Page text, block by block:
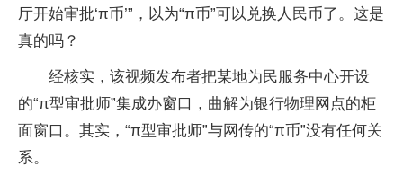
厅开始审批‘π币’”，以为“π币”可以兑换人民币了。这是
真的吗？
经核实，该视频发布者把某地为民服务中心开设
的“π型审批师”集成办窗口，曲解为银行物理网点的柜
面窗口。其实，“π型审批师”与网传的“π币”没有任何关
系。